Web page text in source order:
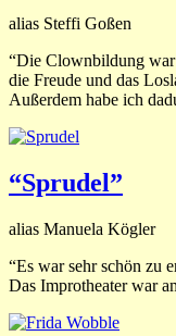
alias Steffi Goßen
“Die Clownbildung war
die Freude und das
Außerdem habe ich
“Sprudel”
alias Manuela Kögler
“Es war sehr schön zu
Das Improtheater war